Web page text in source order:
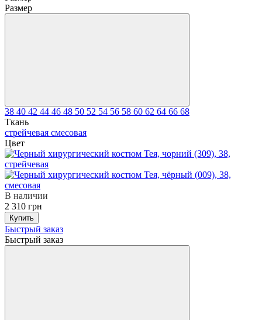
Размер
38 40 42 44 46 48 50 52 54 56 58 60 62 64 66 68
Ткань
стрейчевая смесовая
Цвет
В наличии
2 310 грн
Купить
Быстрый заказ
Быстрый заказ